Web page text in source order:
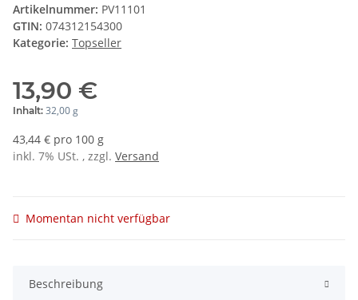
Artikelnummer: PV11101
GTIN: 074312154300
Kategorie: Topseller
13,90 €
Inhalt: 32,00 g
43,44 € pro 100 g
inkl. 7% USt. , zzgl. Versand
Momentan nicht verfügbar
Beschreibung